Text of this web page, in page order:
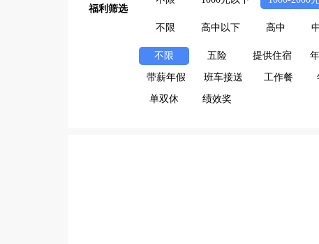
不限 高中以下 高中
福利筛选
不限 五险 提供住宿
带薪年假 班车接送 工作餐
单双休 绩效奖